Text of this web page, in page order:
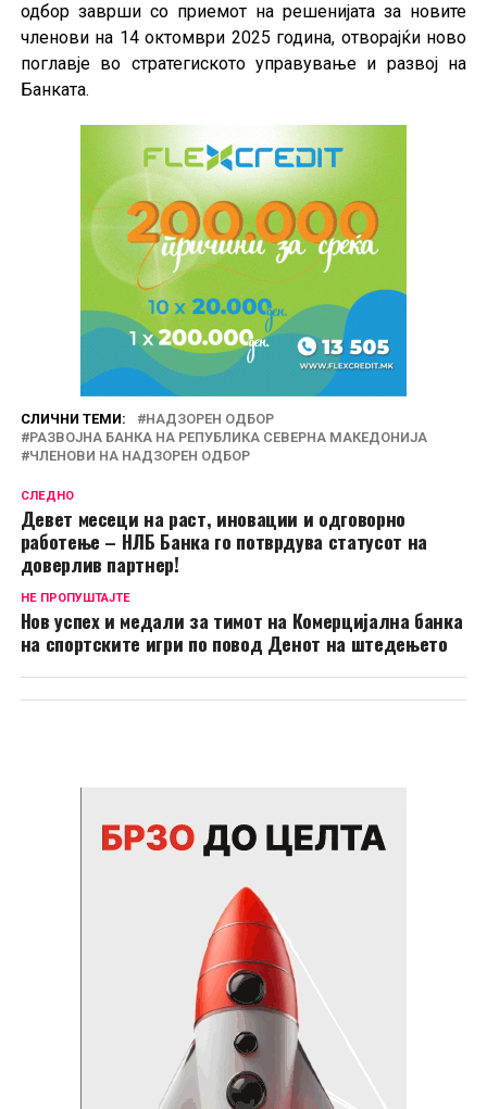
одбор заврши со приемот на решенијата за новите
членови на 14 октомври 2025 година, отворајќи ново
поглавје во стратегиското управување и развој на
Банката.
СЛИЧНИ ТЕМИ:
НАДЗОРЕН ОДБОР
РАЗВОЈНА БАНКА НА РЕПУБЛИКА СЕВЕРНА МАКЕДОНИЈА
ЧЛЕНОВИ НА НАДЗОРЕН ОДБОР
СЛЕДНО
Девет месеци на раст, иновации и одговорно
работење – НЛБ Банка го потврдува статусот на
доверлив партнер!
НЕ ПРОПУШТАЈТЕ
Нов успех и медали за тимот на Комерцијална банка
на спортските игри по повод Денот на штедењето